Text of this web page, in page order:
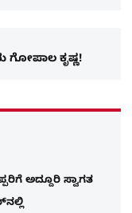
ಗೋಪಾಲ ಕೃಷ್ಣ!
ಅದ್ದೂರಿ ಸ್ವಾಗತ